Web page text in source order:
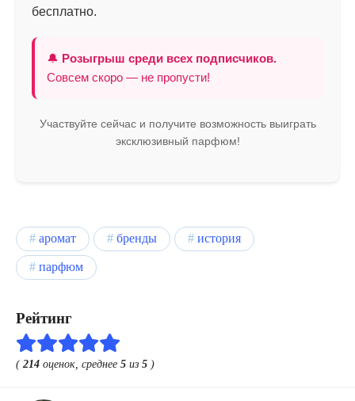
бесплатно.
🔔 Розыгрыш среди всех подписчиков.
Совсем скоро — не пропусти!
Участвуйте сейчас и получите возможность выиграть
эксклюзивный парфюм!
аромат бренды
история
парфюм
Рейтинг
(214 оценок, среднее 5 из 5 )